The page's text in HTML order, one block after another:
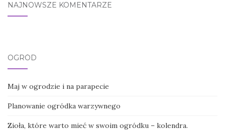
NAJNOWSZE KOMENTARZE
OGRÓD
Maj w ogrodzie i na parapecie
Planowanie ogródka warzywnego
Zioła, które warto mieć w swoim ogródku – kolendra.